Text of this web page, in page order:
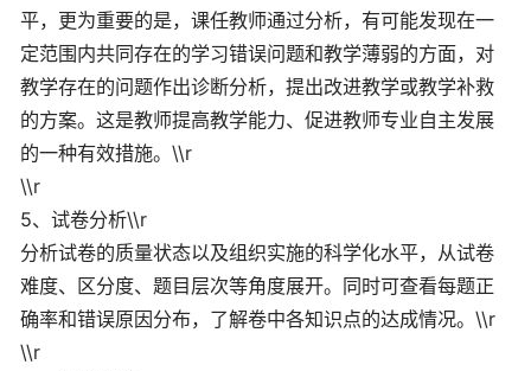
平，更为重要的是，课任教师通过分析，有可能发现在一
定范围内共同存在的学习错误问题和教学薄弱的方面，对
教学存在的问题作出诊断分析，提出改进教学或教学补救
的方案。这是教师提高教学能力、促进教师专业自主发展
的一种有效措施。\\r
\\r
5、试卷分析\\r
分析试卷的质量状态以及组织实施的科学化水平，从试卷
难度、区分度、题目层次等角度展开。同时可查看每题正
确率和错误原因分布，了解卷中各知识点的达成情况。\\r
\\r